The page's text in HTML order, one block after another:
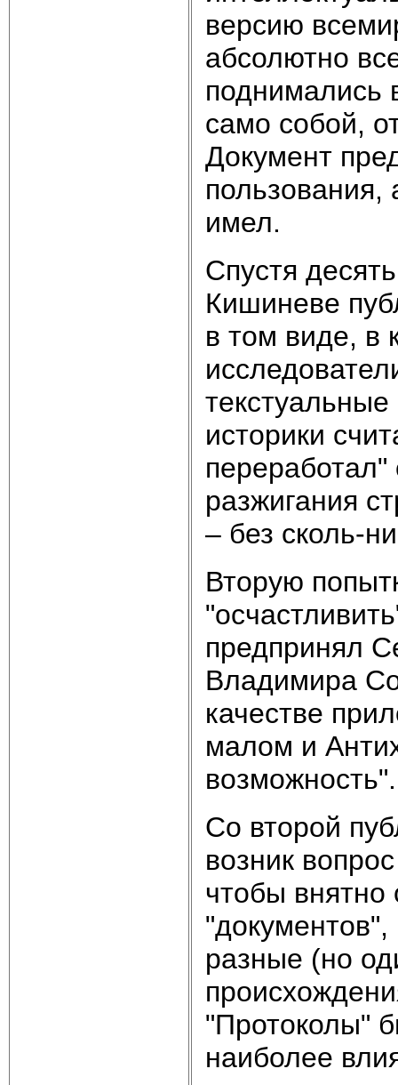
версию
абсолютно
поднимались
само собой,
Документ
пользования,
имел.
Спустя
Кишиневе
в том виде, в
историки
переработал"
разжигания
– без сколь-
Вторую
предпринял
Владимира
качестве
малом и
возможность".
Со второй
возник
чтобы внятно
разные (но
"Протоколы"
наиболее